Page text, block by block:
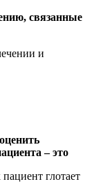
связанные
и
– это
глотает